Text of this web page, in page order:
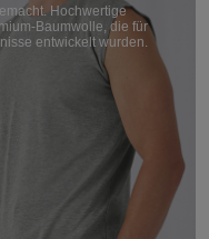
Hochwertige
Baumwolle, die für
entwickelt wurden.